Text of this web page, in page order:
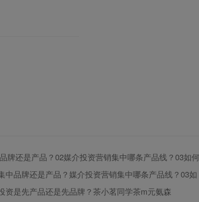
牌还是产品？02媒介投资营销集中哪条产品线？03如何
品牌还是产品？媒介投资营销集中哪条产品线？03如
是先产品还是先品牌？茶小茗同学茶m元氨森